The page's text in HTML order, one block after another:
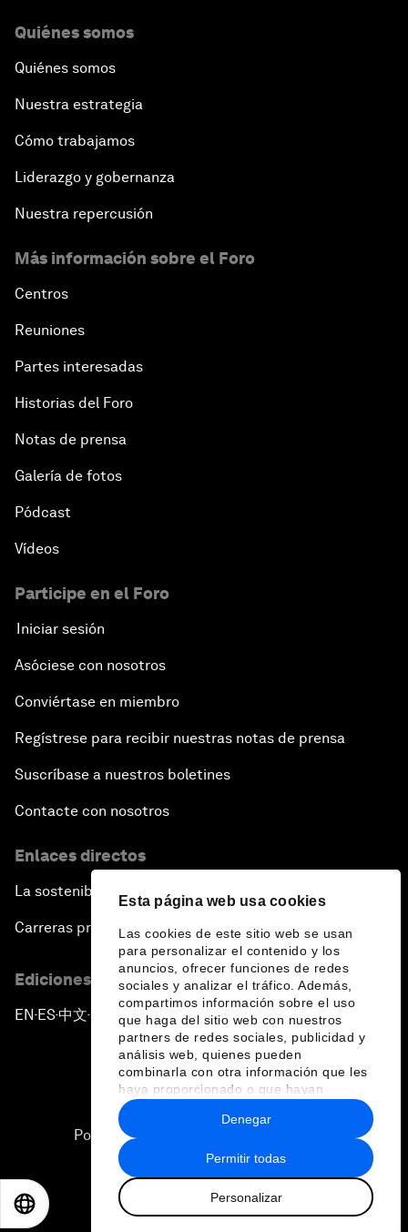
Esta página web usa cookies
Las cookies de este sitio web se usan
para personalizar el contenido y los
anuncios, ofrecer funciones de redes
sociales y analizar el tráfico. Además,
compartimos información sobre el uso
que haga del sitio web con nuestros
partners de redes sociales, publicidad y
análisis web, quienes pueden
combinarla con otra información que les
haya proporcionado o que hayan
recopilado a partir del uso que haya
hecho de sus servicios.
Permitir todas
Personalizar
Denegar
Quiénes somos
Quiénes somos
Nuestra estrategia
Cómo trabajamos
Liderazgo y gobernanza
Nuestra repercusión
Más información sobre el Foro
Centros
Reuniones
Partes interesadas
Historias del Foro
Notas de prensa
Galería de fotos
Pódcast
Vídeos
Participe en el Foro
Iniciar sesión
Asóciese con nosotros
Conviértase en miembro
Regístrese para recibir nuestras notas de prensa
Suscríbase a nuestros boletines
Contacte con nosotros
Enlaces directos
La sostenibilidad en el Foro
Carreras profesionales
Ediciones en otros idiomas
EN ▪ES▪中文▪ 日本語
Política de privacidad y normas de uso
Sitemap
2026 Foro Económico Mundial